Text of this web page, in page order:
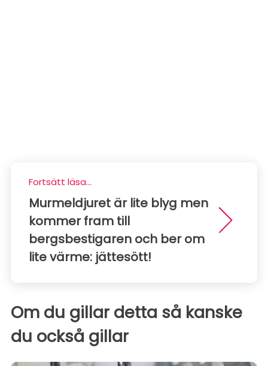
Fortsätt läsa...
Murmeldjuret är lite blyg men
kommer fram till
bergsbestigaren och ber om
lite värme: jättesött!
Om du gillar detta så kanske
du också gillar